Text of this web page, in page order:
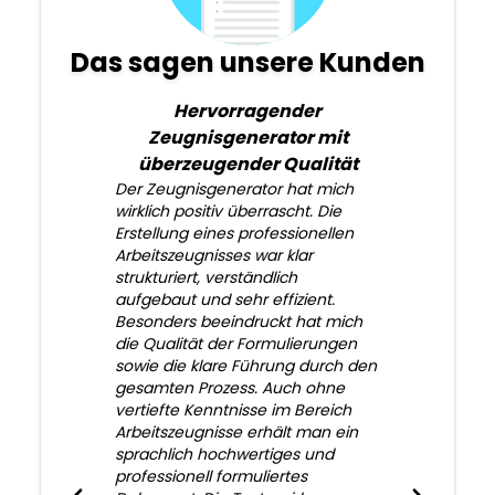
Das sagen unsere Kunden
Hervorragender
Zeugnisgenerator mit
überzeugender Qualität
Der Zeugnisgenerator hat mich
wirklich positiv überrascht. Die
Erstellung eines professionellen
Arbeitszeugnisses war klar
strukturiert, verständlich
aufgebaut und sehr effizient.
Besonders beeindruckt hat mich
die Qualität der Formulierungen
sowie die klare Führung durch den
gesamten Prozess. Auch ohne
vertiefte Kenntnisse im Bereich
Arbeitszeugnisse erhält man ein
sprachlich hochwertiges und
professionell formuliertes